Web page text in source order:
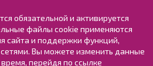
обязательной и активируется
файлы cookie применяются
сайта и поддержки функций,
Вы можете изменить данные
перейдя по ссылке
данные персонала
указателями
в Facebook